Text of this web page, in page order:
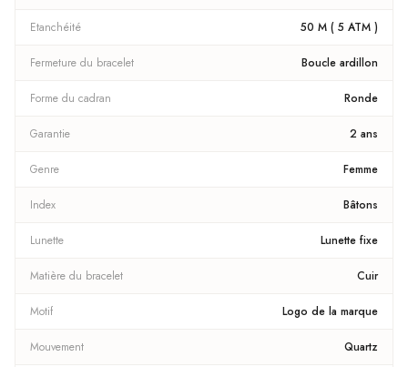
Etanchéité 50 M ( 5 ATM )
Fermeture du bracelet Boucle ardillon
Forme du cadran Ronde
Garantie 2 ans
Genre Femme
Index Bâtons
Lunette Lunette fixe
Matière du bracelet Cuir
Motif Logo de la marque
Mouvement Quartz